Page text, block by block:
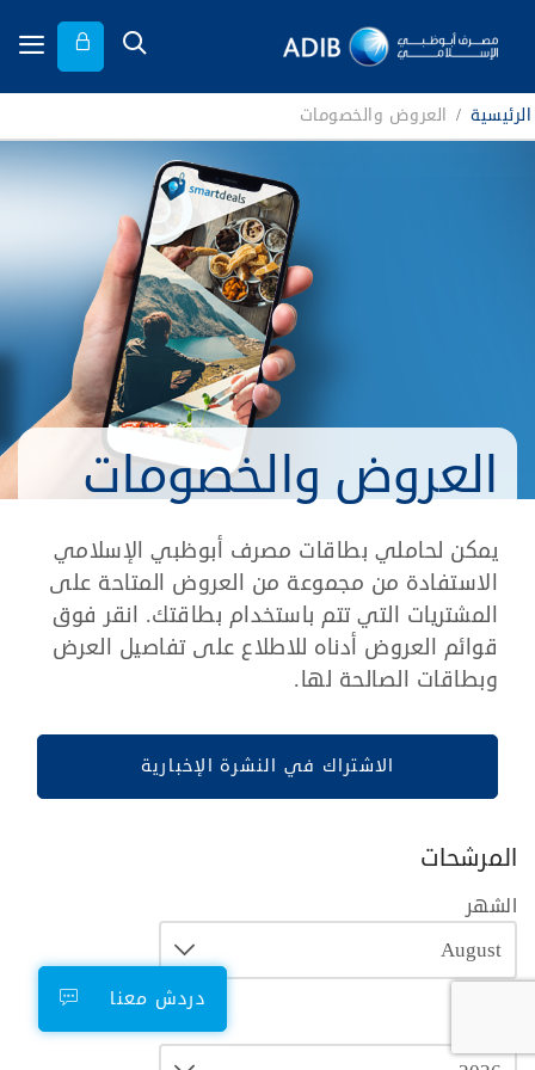
الرئيسية / العروض والخصومات
العروض والخصومات
يمكن لحاملي بطاقات مصرف أبوظبي الإسلامي
الاستفادة من مجموعة من العروض المتاحة على
المشتريات التي تتم باستخدام بطاقتك. انقر فوق
قوائم العروض أدناه للاطلاع على تفاصيل العرض
وبطاقات الصالحة لها.
الاشتراك في النشرة الإخبارية
المرشحات
الشهر
دردش معنا